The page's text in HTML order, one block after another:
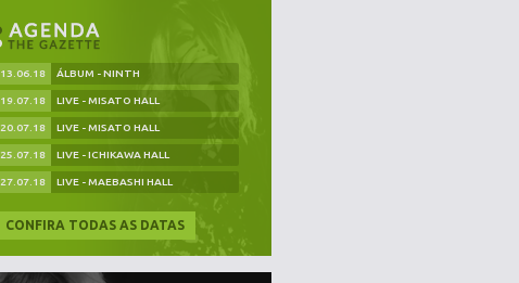
13.06.18 ÁLBUM - NINTH
19.07.18 LIVE - MISATO HALL
20.07.18 LIVE - MISATO HALL
25.07.18 LIVE - ICHIKAWA HALL
27.07.18 LIVE - MAEBASHI HALL
CONFIRA TODAS AS DATAS